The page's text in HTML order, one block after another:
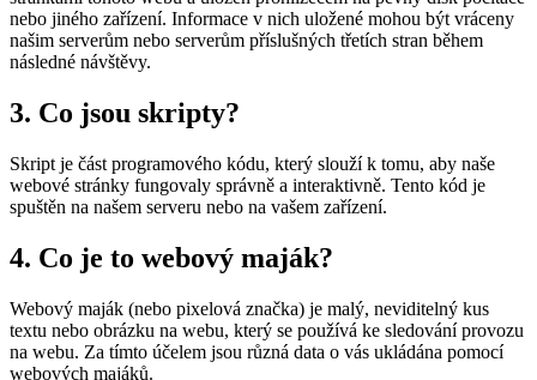
nebo jiného zařízení. Informace v nich uložené mohou být vráceny
našim serverům nebo serverům příslušných třetích stran během
následné návštěvy.
3. Co jsou skripty?
Skript je část programového kódu, který slouží k tomu, aby naše
webové stránky fungovaly správně a interaktivně. Tento kód je
spuštěn na našem serveru nebo na vašem zařízení.
4. Co je to webový maják?
Webový maják (nebo pixelová značka) je malý, neviditelný kus
textu nebo obrázku na webu, který se používá ke sledování provozu
na webu. Za tímto účelem jsou různá data o vás ukládána pomocí
webových majáků.